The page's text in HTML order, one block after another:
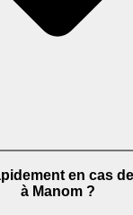
en cas
à Manom ?